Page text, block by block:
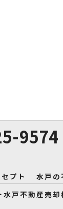
9574
プト 水戸の
戸不動産売